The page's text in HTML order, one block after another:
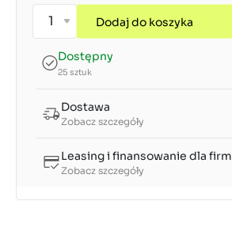
Dodaj do koszyka
Dostępny
25 sztuk
Dostawa
Zobacz szczegóły
Leasing i finansowanie dla firm
Zobacz szczegóły